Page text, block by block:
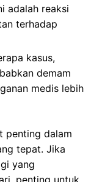
adalah reaksi
terhadap
kasus,
demam
medis lebih
penting dalam
tepat. Jika
yang
penting untuk